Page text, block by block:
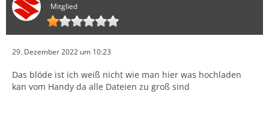
Mitglied
29. Dezember 2022 um 10:23
Das blöde ist ich weiß nicht wie man hier was hochladen
kan vom Handy da alle Dateien zu groß sind